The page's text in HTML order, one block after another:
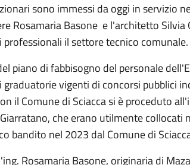
sono immessi da oggi in servizio
Rosamaria Basone e l'architetto
il settore tecnico comunale.
piano di fabbisogno del personale
graduatorie vigenti di concorsi pubblici
il Comune di Sciacca si è proceduto
che erano utilmente
bandito nel 2023 dal Comune di
Rosamaria Basone, originaria di